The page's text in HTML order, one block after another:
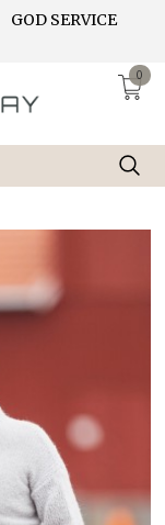
GOD SERVICE
0